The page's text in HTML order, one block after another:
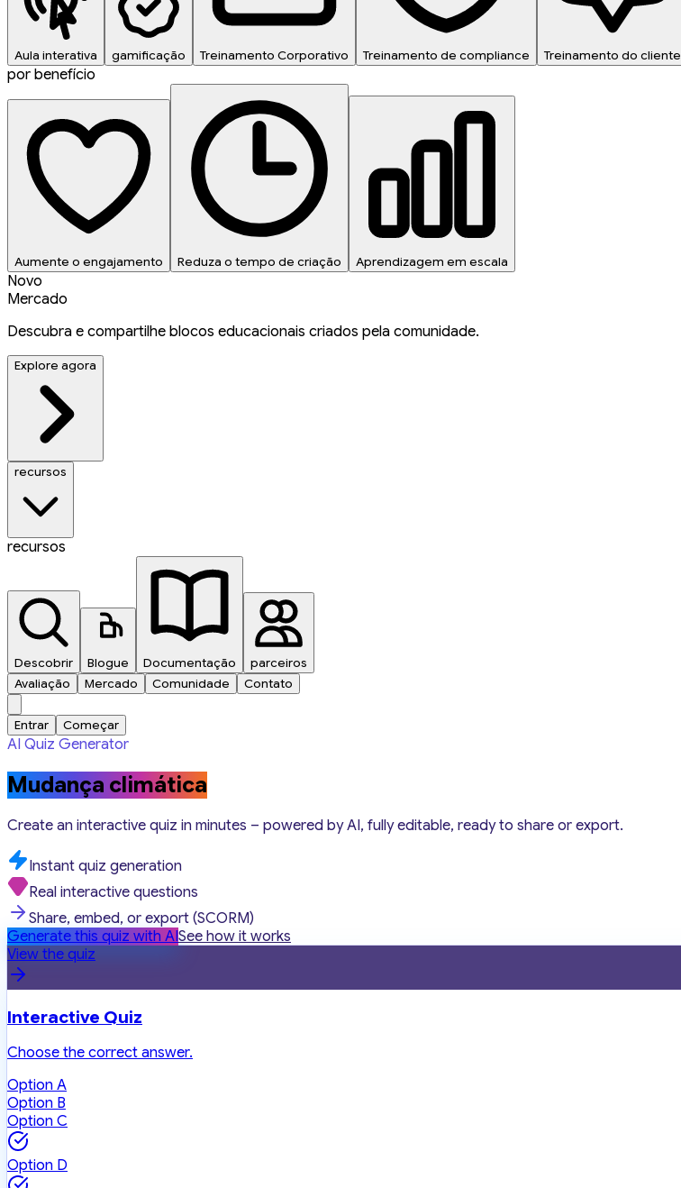
Aula interativa gamificação Treinamento Corporativo Treinamento de compliance Treinamento do cliente
por benefício
Aumente o engajamento Reduza o tempo de criação Aprendizagem em escala
Novo
Mercado
Descubra e compartilhe blocos educacionais criados pela comunidade.
Explore agora
recursos
recursos
Descobrir Blogue Documentação
parceiros
Avaliação
Mercado Comunidade Contato
Entrar Começar
AI Quiz Generator
Mudança climática
Create an interactive quiz in minutes – powered by AI, fully editable, ready to share or export.
Instant quiz generation
Real interactive questions
Share, embed, or export (SCORM)
Generate this quiz with AISee how it works
View the quiz
Interactive Quiz
Choose the correct answer.
Option A
Option B
Option C
Option D